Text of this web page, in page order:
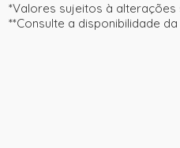
*Valores sujeitos à alterações
**Consulte a disponibilidade da